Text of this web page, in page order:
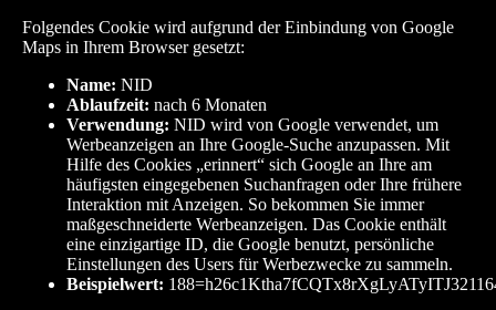
Folgendes Cookie wird aufgrund der Einbindung von Google
Maps in Ihrem Browser gesetzt:
Name: NID
Ablaufzeit: nach 6 Monaten
Verwendung: NID wird von Google verwendet, um
Werbeanzeigen an Ihre Google-Suche anzupassen. Mit
Hilfe des Cookies „erinnert“ sich Google an Ihre am
häufigsten eingegebenen Suchanfragen oder Ihre frühere
Interaktion mit Anzeigen. So bekommen Sie immer
maßgeschneiderte Werbeanzeigen. Das Cookie enthält
eine einzigartige ID, die Google benutzt, persönliche
Einstellungen des Users für Werbezwecke zu sammeln.
Beispielwert: